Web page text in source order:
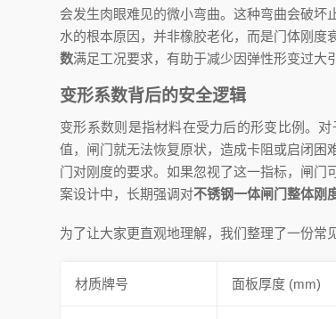
会发生肉眼难见的微小弯曲。这种弯曲会破
水的根本原因，并非橡胶老化，而是门体刚
数满足工况要求，有助于减少因弹性形变过大
变形系数背后的安全逻辑
变形系数则是指材料在受力后的形变比例。
值，闸门就无法恢复原状，造成卡阻或启闭困
门对刚度的要求。如果忽视了这一指标，闸
案设计中，长期强调对不锈钢一体闸门整体刚
为了让大家更直观地理解，我们整理了一份常
材质牌号 面板厚度 (mm)